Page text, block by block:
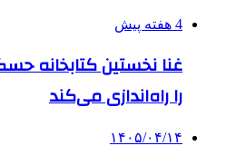
4 هفته پیش
غنا نخستین کتابخانه
را راه‌اندازی می‌کند
۱۴۰۵/۰۴/۱۴